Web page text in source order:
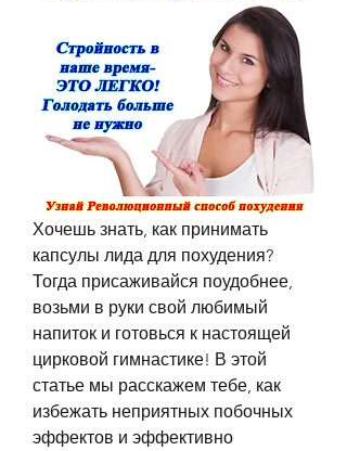
Хочешь знать, как принимать
капсулы лида для похудения?
Тогда присаживайся поудобнее,
возьми в руки свой любимый
напиток и готовься к настоящей
цирковой гимнастике! В этой
статье мы расскажем тебе, как
избежать неприятных побочных
эффектов и эффективно